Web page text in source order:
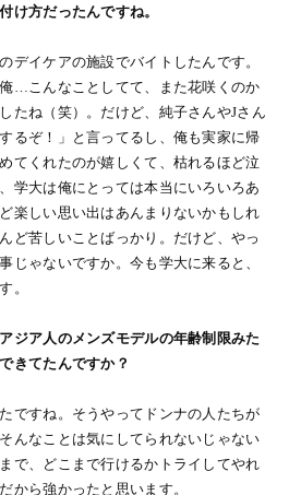
け方だったんですね。
デイケアの施設でバイトしたんです。
…こんなことしてて、また花咲くのか
たね（笑）。だけど、純子さんやJさん
るぞ！」と言ってるし、俺も実家に帰
てくれたのが嬉しくて、枯れるほど泣
学大は俺にとっては本当にいろいろあ
楽しい思い出はあんまりないかもしれ
ど苦しいことばっかり。だけど、やっ
じゃないですか。今も学大に来ると、
。
ジア人のメンズモデルの年齢制限みた
きてたんですか？
ですね。そうやってドンナの人たちが
んなことは気にしてられないじゃない
で、どこまで行けるかトライしてやれ
から強かったと思います。